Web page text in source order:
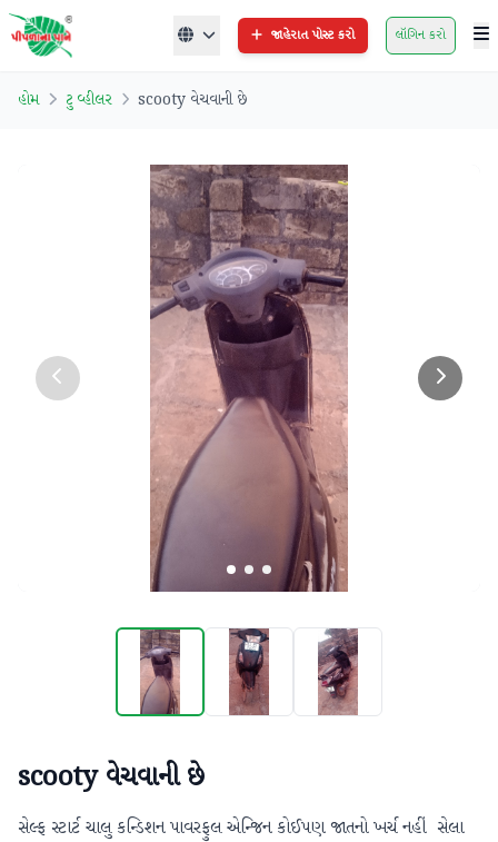
જાહેરાત પોસ્ટ કરો લૉગિન કરો
હોમ ટુ વ્હીલર scooty વેચવાની છે
scooty વેચવાની છે
સેલ્ફ સ્ટાર્ટ ચાલુ કન્ડિશન પાવરફુલ એન્જિન કોઈપણ જાતનો ખર્ચ નહીં  સેલા